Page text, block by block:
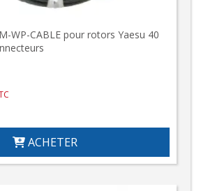
WP-CABLE pour rotors Yaesu 40
ACHETER